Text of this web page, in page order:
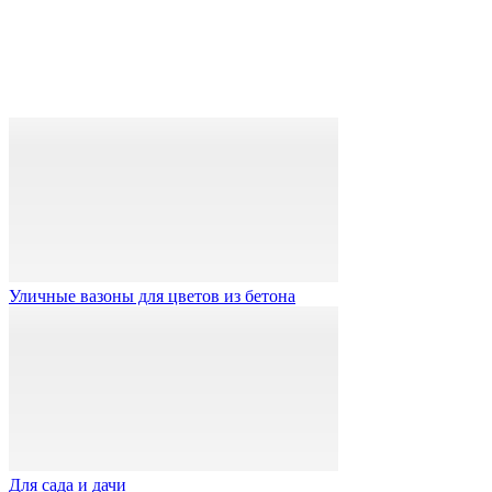
Уличные вазоны для цветов из бетона
Для сада и дачи